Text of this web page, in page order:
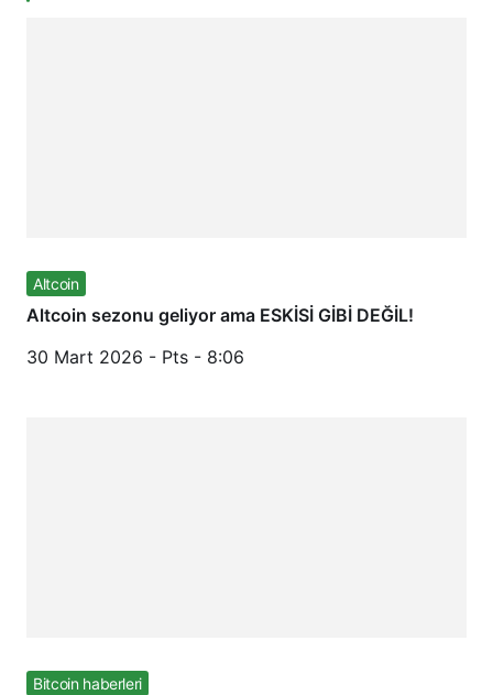
Altcoin
Altcoin sezonu geliyor ama ESKİSİ GİBİ DEĞİL!
30 Mart 2026 - Pts - 8:06
Bitcoin haberleri